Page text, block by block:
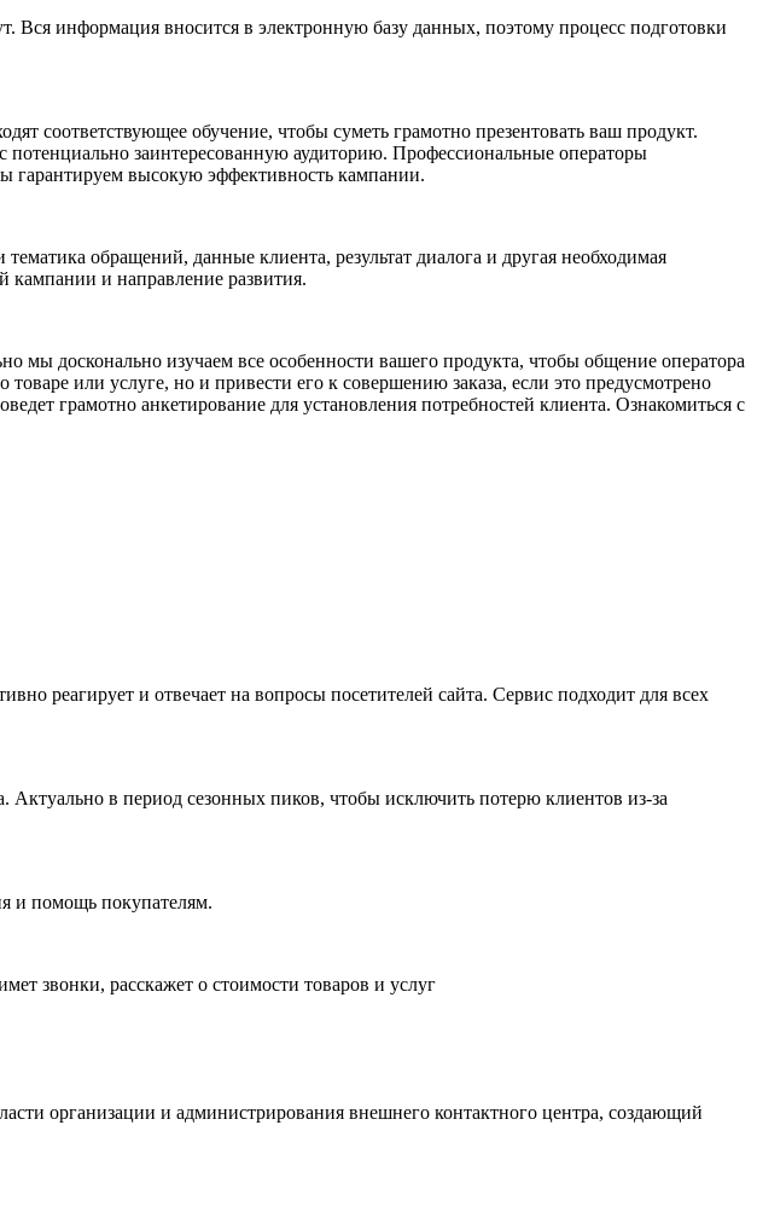
Вся информация вносится в электронную базу данных, поэтому процесс подготовки
соответствующее обучение, чтобы суметь грамотно презентовать ваш продукт.
заинтересованную аудиторию. Профессиональные операторы
высокую эффективность кампании.
обращений, данные клиента, результат диалога и другая необходимая
кампании и направление развития.
мы досконально изучаем все особенности вашего продукта, чтобы общение оператора
или услуге, но и привести его к совершению заказа, если это предусмотрено
грамотно анкетирование для установления потребностей клиента. Ознакомиться с
реагирует и отвечает на вопросы посетителей сайта. Сервис подходит для всех
в период сезонных пиков, чтобы исключить потерю клиентов из-за
и помощь покупателям.
звонки, расскажет о стоимости товаров и услуг
организации и администрирования внешнего контактного центра, создающий